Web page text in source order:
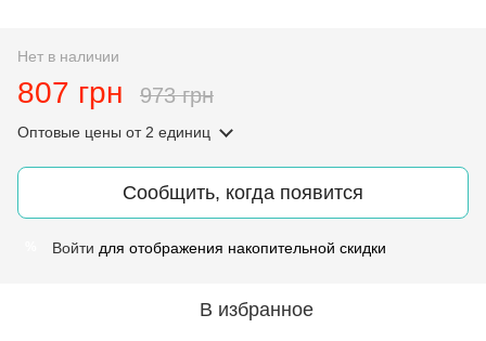
Нет в наличии
807 грн 973 грн
Оптовые цены от 2 единиц
Сообщить, когда появится
Войти для отображения накопительной скидки
В избранное